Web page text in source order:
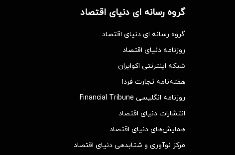
گروه رسانه ای دنیای اقتصاد
گروه رسانه ای دنیای اقتصاد
روزنامه دنیای اقتصاد
شبکه اینترنتی اکوایران
هفته‌نامه تجارت فردا
روزنامه انگلیسی Financial Tribune
انتشارات دنیای اقتصاد
همایش‌های دنیای اقتصاد
مرکز نوآوری و شتابدهی دنیای اقتصاد